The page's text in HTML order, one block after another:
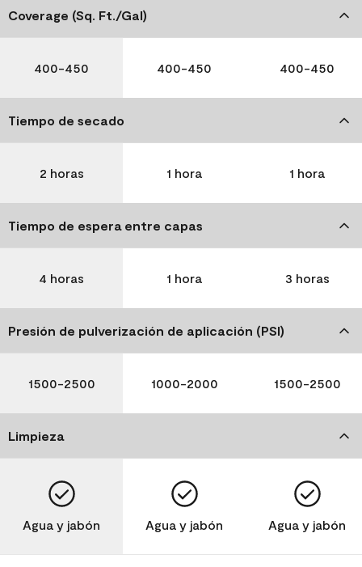
Coverage (Sq. Ft./Gal)
400-450 400-450 400-450
Tiempo de secado
2 horas 1 hora 1 hora
Tiempo de espera entre capas
4 horas 1 hora 3 horas
Presión de pulverización de aplicación (PSI)
1500-2500 1000-2000 1500-2500
Limpieza
Agua y jabón Agua y jabón Agua y jabón